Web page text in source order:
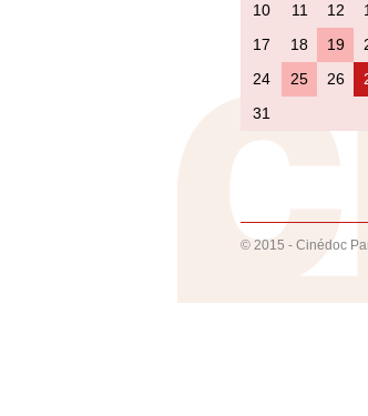
10
11 12
17
18 19
24
25 26
31
© 2015 - Cinédoc